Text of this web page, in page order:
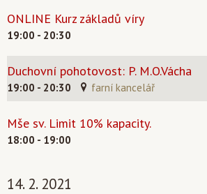
ONLINE Kurz základů víry
19:00 - 20:30
Duchovní pohotovost: P. M.O.Vácha
19:00 - 20:30 farní kancelář
Mše sv. Limit 10% kapacity.
18:00 - 19:00
14. 2. 2021